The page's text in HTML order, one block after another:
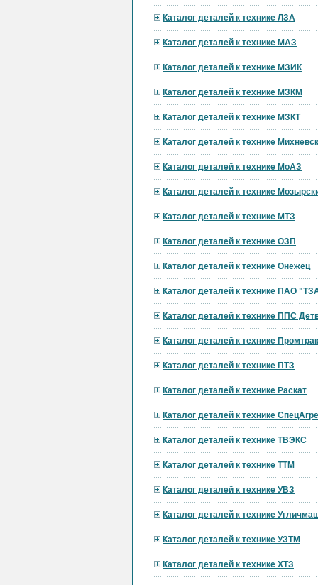
Каталог деталей к технике ЛЗА
Каталог деталей к технике МАЗ
Каталог деталей к технике МЗИК
Каталог деталей к технике МЗКМ
Каталог деталей к технике МЗКТ
Каталог деталей к технике
Каталог деталей к технике МоАЗ
Каталог деталей к технике
Каталог деталей к технике МТЗ
Каталог деталей к технике ОЗП
Каталог деталей к технике Онежец
Каталог деталей к технике ПАО
Каталог деталей к технике ППС
Каталог деталей к технике
Каталог деталей к технике ПТЗ
Каталог деталей к технике Раскат
Каталог деталей к технике
Каталог деталей к технике ТВЭКС
Каталог деталей к технике ТТМ
Каталог деталей к технике УВЗ
Каталог деталей к технике
Каталог деталей к технике УЗТМ
Каталог деталей к технике ХТЗ